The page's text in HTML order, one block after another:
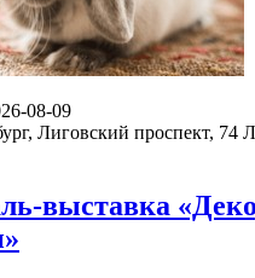
08-09
Лиговский проспект, 74
выставка